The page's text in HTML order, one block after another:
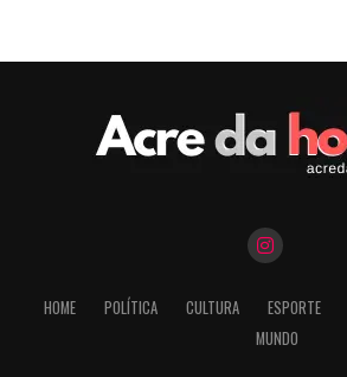
HOME POLÍTICA CULTURA ESPORTE
MUNDO